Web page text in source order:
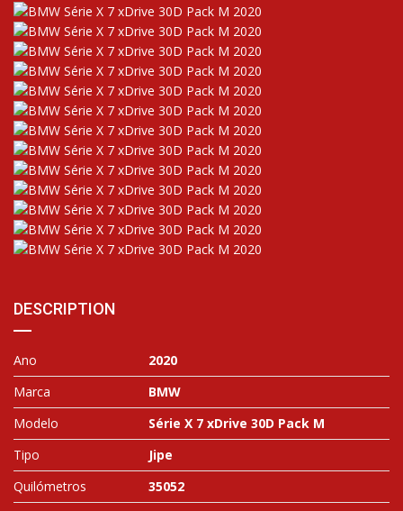
DESCRIPTION
Ano
2020
Marca
BMW
Modelo
Série X 7 xDrive 30D Pack M
Tipo
Jipe
Quilómetros
35052